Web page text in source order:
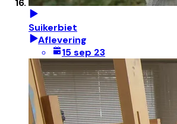
Suikerbiet
Aflevering
15 sep 23